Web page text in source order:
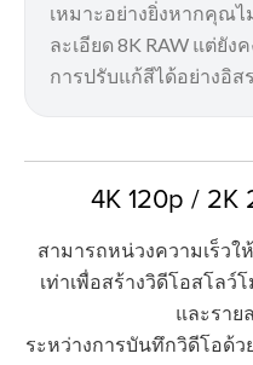
เหมาะอย่างยิ่งหากคุณ
ละเอียด 8K RAW แต่ยั
การปรับแก้สีได้อย่างอิส
4K 120p / 2K
สามารถหน่วงความเร็ว
เท่าเพื่อสร้างวิดีโอสโล
และราย
ระหว่างการบันทึกวิดีโอด้ว